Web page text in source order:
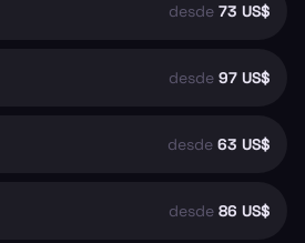
desde 73 US$
desde 97 US$
desde 63 US$
desde 86 US$